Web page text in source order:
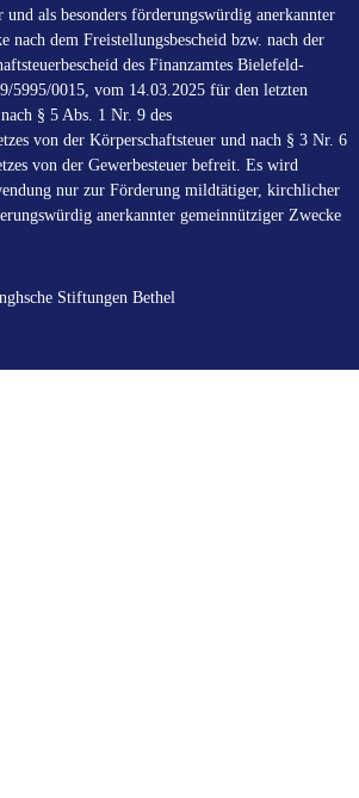
als besonders förderungswürdig anerkannter
nach dem Freistellungsbescheid bzw. nach der
des Finanzamtes Bielefeld-
5995/0015, vom 14.03.2025 für den letzten
§ 5 Abs. 1 Nr. 9 des
von der Körperschaftsteuer und nach § 3 Nr. 6
von der Gewerbesteuer befreit. Es wird
nur zur Förderung mildtätiger, kirchlicher
anerkannter gemeinnütziger Zwecke
Stiftungen Bethel